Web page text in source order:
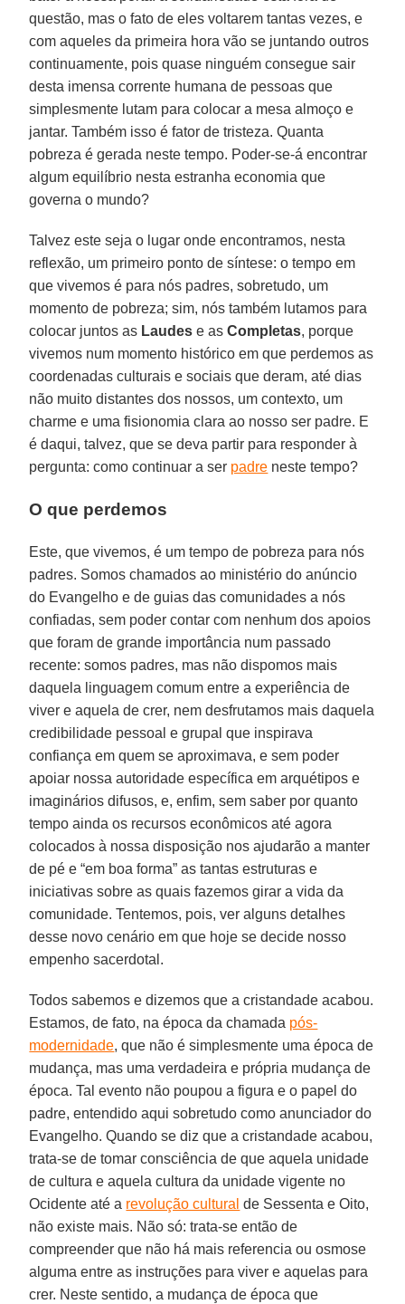
questão, mas o fato de eles voltarem tantas vezes, e
com aqueles da primeira hora vão se juntando outros
continuamente, pois quase ninguém consegue sair
desta imensa corrente humana de pessoas que
simplesmente lutam para colocar a mesa almoço e
jantar. Também isso é fator de tristeza. Quanta
pobreza é gerada neste tempo. Poder-se-á encontrar
algum equilíbrio nesta estranha economia que
governa o mundo?
Talvez este seja o lugar onde encontramos, nesta
reflexão, um primeiro ponto de síntese: o tempo em
que vivemos é para nós padres, sobretudo, um
momento de pobreza; sim, nós também lutamos para
colocar juntos as Laudes e asCompletas, porque
vivemos num momento histórico em que perdemos as
coordenadas culturais e sociais que deram, até dias
não muito distantes dos nossos, um contexto, um
charme e uma fisionomia clara ao nosso ser padre. E
é daqui, talvez, que se deva partir para responder à
pergunta: como continuar a ser padre neste tempo?
O que perdemos
Este, que vivemos, é um tempo de pobreza para nós
padres. Somos chamados ao ministério do anúncio
do Evangelho e de guias das comunidades a nós
confiadas, sem poder contar com nenhum dos apoios
que foram de grande importância num passado
recente: somos padres, mas não dispomos mais
daquela linguagem comum entre a experiência de
viver e aquela de crer, nem desfrutamos mais daquela
credibilidade pessoal e grupal que inspirava
confiança em quem se aproximava, e sem poder
apoiar nossa autoridade específica em arquétipos e
imaginários difusos, e, enfim, sem saber por quanto
tempo ainda os recursos econômicos até agora
colocados à nossa disposição nos ajudarão a manter
de pé e “em boa forma” as tantas estruturas e
iniciativas sobre as quais fazemos girar a vida da
comunidade. Tentemos, pois, ver alguns detalhes
desse novo cenário em que hoje se decide nosso
empenho sacerdotal.
Todos sabemos e dizemos que a cristandade acabou.
Estamos, de fato, na época da chamada pós-
modernidade, que não é simplesmente uma época de
mudança, mas uma verdadeira e própria mudança de
época. Tal evento não poupou a figura e o papel do
padre, entendido aqui sobretudo como anunciador do
Evangelho. Quando se diz que a cristandade acabou,
trata-se de tomar consciência de que aquela unidade
de cultura e aquela cultura da unidade vigente no
Ocidente até a revolução cultural de Sessenta e Oito,
não existe mais. Não só: trata-se então de
compreender que não há mais referencia ou osmose
alguma entre as instruções para viver e aquelas para
crer. Neste sentido, a mudança de época que